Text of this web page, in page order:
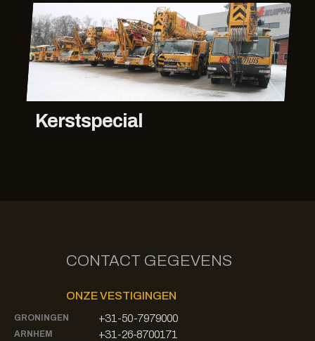
Kerstspecial
CONTACT GEGEVENS
ONZE VESTIGINGEN
GRONINGEN +31-50-7979000
ARNHEM +31-26-8700171